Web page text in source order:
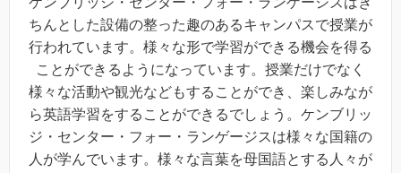
ちんとした設備の整った趣のあるキャンパスで授業が
行われています。様々な形で学習ができる機会を得る
ことができるようになっています。授業だけでなく
様々な活動や観光などもすることができ、楽しみなが
ら英語学習をすることができるでしょう。ケンブリッ
ジ・センター・フォー・ランゲージスは様々な国籍の
人が学んでいます。様々な言葉を母国語とする人々が